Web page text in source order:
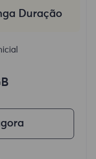
Duração